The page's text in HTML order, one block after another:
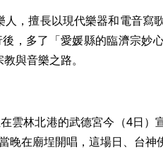
，擅長以現代樂器和電音寫
，多了「愛媛縣的臨濟宗妙
與音樂之路。
雲林北港的武德宮今（4日）
晚在廟埕開唱，這場日、台神